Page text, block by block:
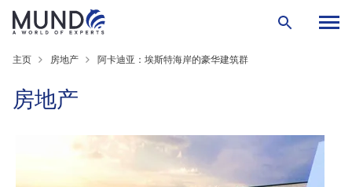
主页 房地产 阿卡迪亚：埃斯特海岸的豪华建筑群
房地产